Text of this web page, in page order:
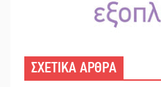
ΣΧΕΤΙΚΑ ΑΡΘΡΑ